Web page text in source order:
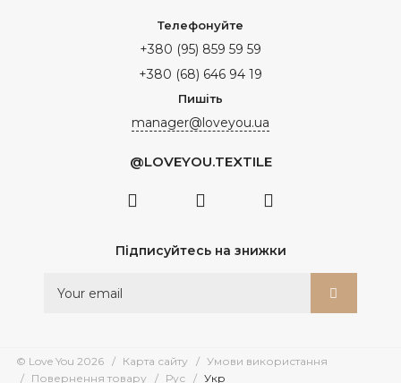
Телефонуйте
+380 (95) 859 59 59
+380 (68) 646 94 19
Пишіть
manager@loveyou.ua
Підписуйтесь на знижки
@LOVEYOU.TEXTILE
© Love You 2026 Карта сайту
Умови використання
Повернення товару
Рус Укр